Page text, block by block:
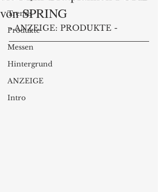
Trends
Produkte
Messen
Hintergrund
ANZEIGE
Intro
von SPRING
- ANZEIGE: PRODUKTE -